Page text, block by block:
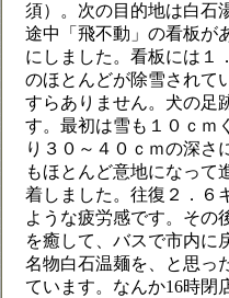
須）。次の目的地は白石
途中「飛不動」の看板が
にしました。看板には１
のほとんどが除雪されて
すらありません。犬の足
す。最初は雪も１０ｃｍ
り３０～４０ｃｍの深さ
もほとんど意地になって
着しました。往復２．６
ような疲労感です。その
を癒して、バスで市内に
名物白石温麺を、と思っ
ています。なんか16時閉